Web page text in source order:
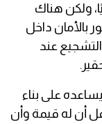
ولكن هناك
بالأمان داخل
عند
على بناء
أن له قيمة وأن